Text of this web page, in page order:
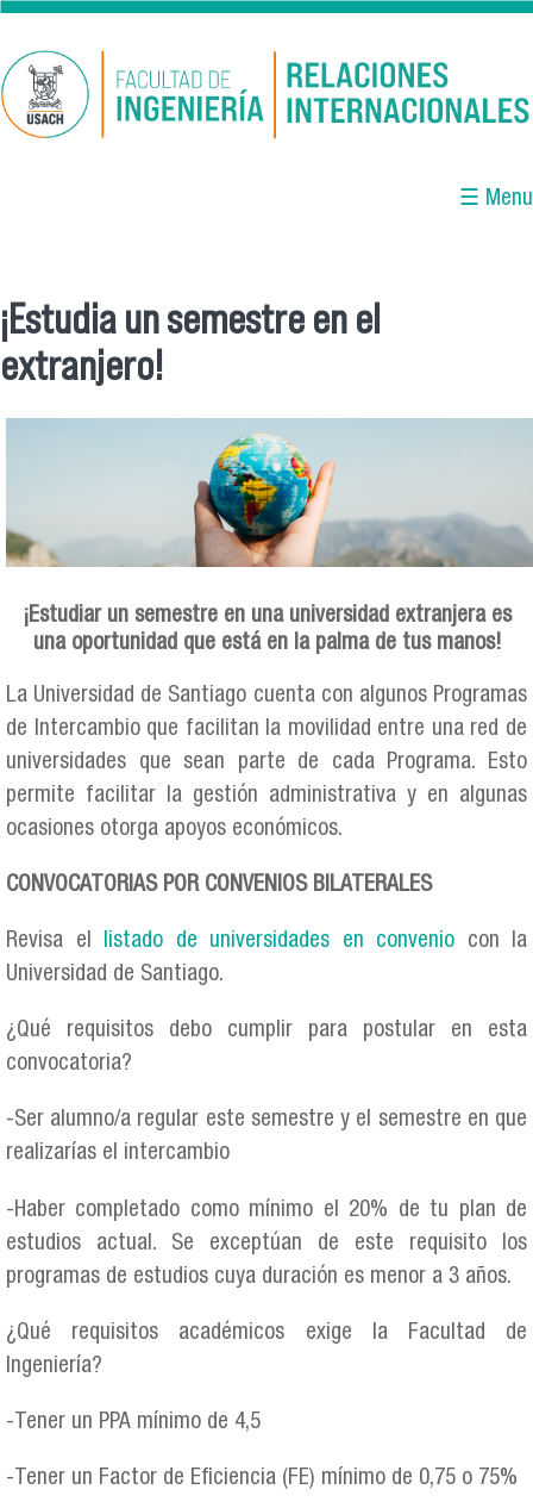
Pasar al contenido principal
☰ Menu
Se encuentra usted aquí
¡Estudia un semestre en el
extranjero!
¡Estudiar un semestre en una universidad extranjera es
una oportunidad que está en la palma de tus manos!
La Universidad de Santiago cuenta con algunos Programas
de Intercambio que facilitan la movilidad entre una red de
universidades que sean parte de cada Programa. Esto
permite facilitar la gestión administrativa y en algunas
ocasiones otorga apoyos económicos.
CONVOCATORIAS POR CONVENIOS BILATERALES
Revisa el listado de universidades en convenio con la
Universidad de Santiago.
¿Qué requisitos debo cumplir para postular en esta
convocatoria?
-Ser alumno/a regular este semestre y el semestre en que
realizarías el intercambio
-Haber completado como mínimo el 20% de tu plan de
estudios actual. Se exceptúan de este requisito los
programas de estudios cuya duración es menor a 3 años.
¿Qué requisitos académicos exige la Facultad de
Ingeniería?
-Tener un PPA mínimo de 4,5
-Tener un Factor de Eficiencia (FE) mínimo de 0,75 o 75%